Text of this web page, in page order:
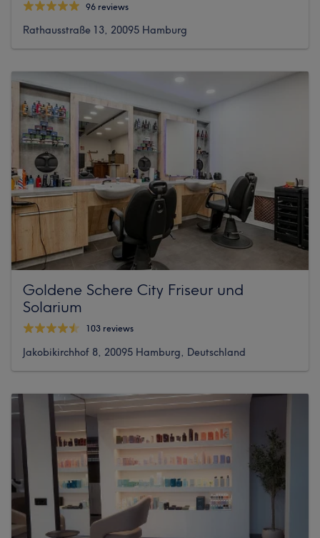
96 reviews
Rathausstraße 13, 20095 Hamburg
Goldene Schere City Friseur und
Solarium
103 reviews
Jakobikirchhof 8, 20095 Hamburg, Deutschland